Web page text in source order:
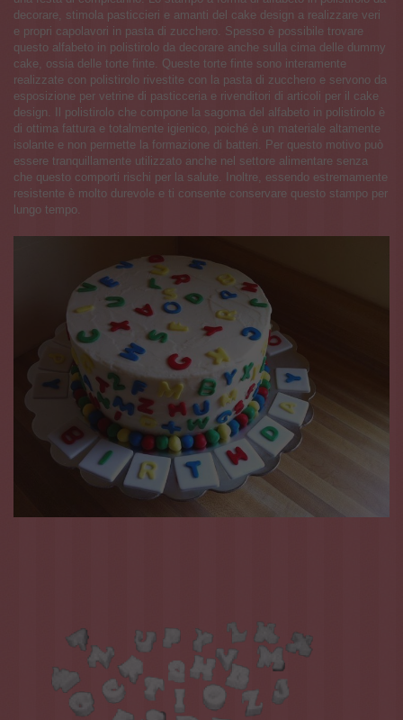
decorare, stimola pasticcieri e amanti del cake design a realizzare veri
e propri capolavori in pasta di zucchero. Spesso è possibile trovare
questo alfabeto in polistirolo da decorare anche sulla cima delle dummy
cake, ossia delle torte finte. Queste torte finte sono interamente
realizzate con polistirolo rivestite con la pasta di zucchero e servono da
esposizione per vetrine di pasticceria e rivenditori di articoli per il cake
design. Il polistirolo che compone la sagoma del alfabeto in polistirolo è
di ottima fattura e totalmente igienico, poiché è un materiale altamente
isolante e non permette la formazione di batteri. Per questo motivo può
essere tranquillamente utilizzato anche nel settore alimentare senza
che questo comporti rischi per la salute. Inoltre, essendo estremamente
resistente è molto durevole e ti consente conservare questo stampo per
lungo tempo.